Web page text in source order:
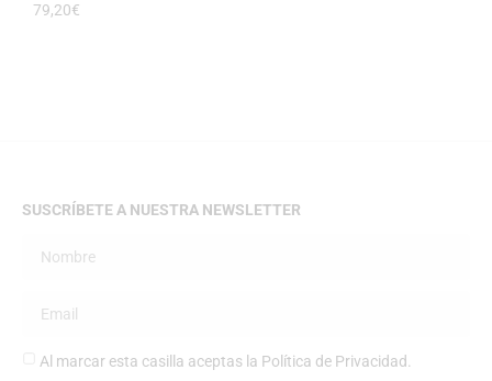
79,20€
SUSCRÍBETE A NUESTRA NEWSLETTER
Al marcar esta casilla aceptas la Política de Privacidad.